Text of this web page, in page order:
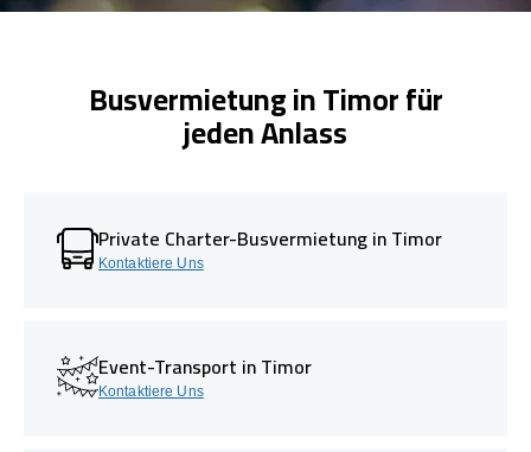
Busvermietung in Timor für
jeden Anlass
Private Charter-Busvermietung in Timor
Kontaktiere Uns
Event-Transport in Timor
Kontaktiere Uns